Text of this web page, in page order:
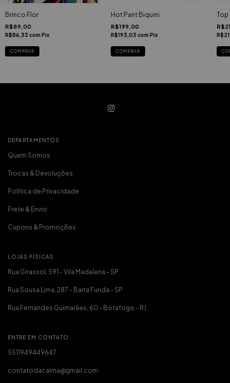
Brinco Flor
R$89,00
R$86,33 com Pix
COMPRAR
Hot Pant Biquini
R$199,00
R$193,03 com Pix
COMPRAR
Top
DEPARTAMENTOS
Quem Somos
Trocas & Devoluções
Política de Privacidade
Frete & Envio
Cupons & Promoções
LOJAS FÍSICAS
Rua Girassol, 591 - Vila Madalena - SP
Rua Sousa Lima, 287 - Barra Funda - SP
Rua Fernandes Guimarães, 60 - Botafogo - RJ
ENTRE EM CONTATO
5511949449647
contatodacalma@gmail.com